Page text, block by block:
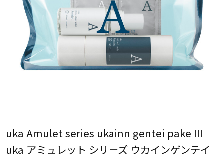
uka Amulet series ukainn gentei pake III
uka アミュレット シリーズ ウカインゲンテイ